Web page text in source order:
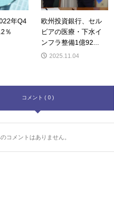
年Q4
％
欧州投資銀行、セル
ビアの医療・下水イ
ンフラ整備1億92...
2025.11.04
コメント ( 0 )
コメントはありません。